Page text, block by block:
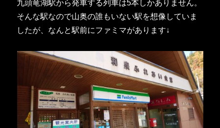
九頭竜湖駅から発車する列車は5本しかありません。
そんな駅なので山奥の誰もいない駅を想像していま
したが、なんと駅前にファミマがあります↓